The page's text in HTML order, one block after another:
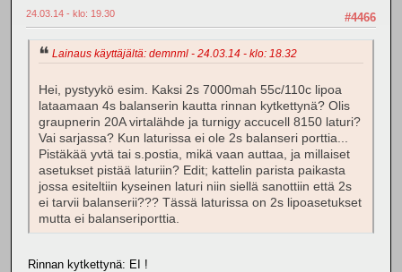
#4466
24.03.14 - klo: 19.30
Lainaus käyttäjältä: demnml - 24.03.14 - klo: 18.32
Hei, pystyykö esim. Kaksi 2s 7000mah 55c/110c lipoa
lataamaan 4s balanserin kautta rinnan kytkettynä? Olis
graupnerin 20A virtalähde ja turnigy accucell 8150 laturi?
Vai sarjassa? Kun laturissa ei ole 2s balanseri porttia...
Pistäkää yvtä tai s.postia, mikä vaan auttaa, ja millaiset
asetukset pistää laturiin? Edit; kattelin parista paikasta
jossa esiteltiin kyseinen laturi niin siellä sanottiin että 2s
ei tarvii balanserii??? Tässä laturissa on 2s lipoasetukset
mutta ei balanseriporttia.
Rinnan kytkettynä: EI !